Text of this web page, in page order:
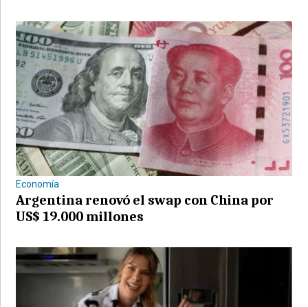
Economía
Argentina renovó el swap con China por
US$ 19.000 millones